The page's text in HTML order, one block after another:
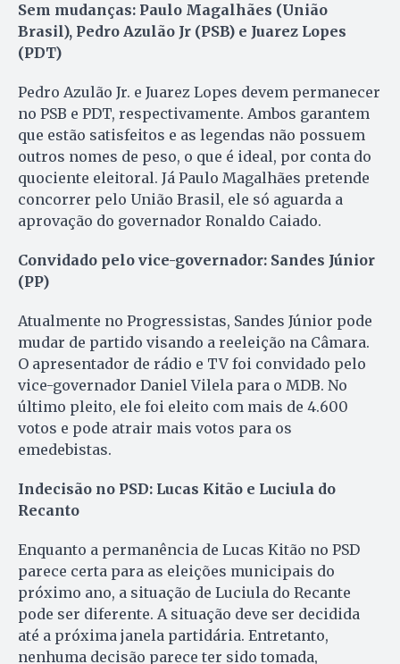
Sem mudanças: Paulo Magalhães (União
Brasil), Pedro Azulão Jr (PSB) e Juarez Lopes
(PDT)
Pedro Azulão Jr. e Juarez Lopes devem permanecer
no PSB e PDT, respectivamente. Ambos garantem
que estão satisfeitos e as legendas não possuem
outros nomes de peso, o que é ideal, por conta do
quociente eleitoral. Já Paulo Magalhães pretende
concorrer pelo União Brasil, ele só aguarda a
aprovação do governador Ronaldo Caiado.
Convidado pelo vice-governador: Sandes Júnior
(PP)
Atualmente no Progressistas, Sandes Júnior pode
mudar de partido visando a reeleição na Câmara.
O apresentador de rádio e TV foi convidado pelo
vice-governador Daniel Vilela para o MDB. No
último pleito, ele foi eleito com mais de 4.600
votos e pode atrair mais votos para os
emedebistas.
Indecisão no PSD: Lucas Kitão e Luciula do
Recanto
Enquanto a permanência de Lucas Kitão no PSD
parece certa para as eleições municipais do
próximo ano, a situação de Luciula do Recante
pode ser diferente. A situação deve ser decidida
até a próxima janela partidária. Entretanto,
nenhuma decisão parece ter sido tomada,